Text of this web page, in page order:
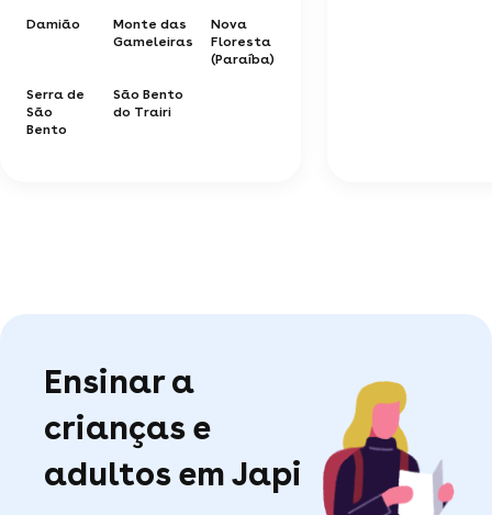
Damião
Monte das
Gameleiras
Nova
Floresta
(Paraíba)
Serra de
São
Bento
São Bento
do Trairi
Ensinar a
crianças e
adultos em Japi